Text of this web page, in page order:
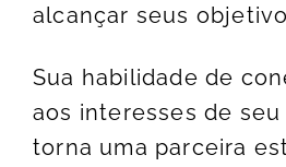
alcançar seus
Sua habilidade de
aos interesses de
torna uma parceira